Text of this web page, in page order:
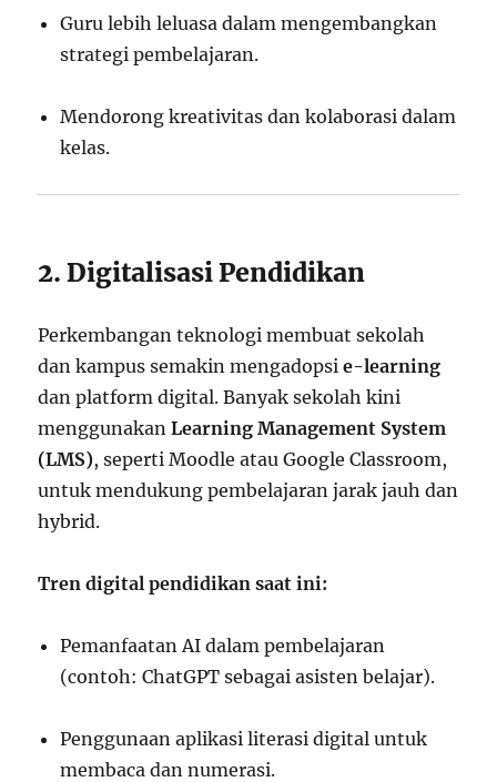
Guru lebih leluasa dalam mengembangkan
strategi pembelajaran.
Mendorong kreativitas dan kolaborasi dalam
kelas.
2. Digitalisasi Pendidikan
Perkembangan teknologi membuat sekolah
dan kampus semakin mengadopsie-learning
dan platform digital. Banyak sekolah kini
menggunakanLearning Management System
(LMS), seperti Moodle atau Google Classroom,
untuk mendukung pembelajaran jarak jauh dan
hybrid.
Tren digital pendidikan saat ini:
Pemanfaatan AI dalam pembelajaran
(contoh: ChatGPT sebagai asisten belajar).
Penggunaan aplikasi literasi digital untuk
membaca dan numerasi.